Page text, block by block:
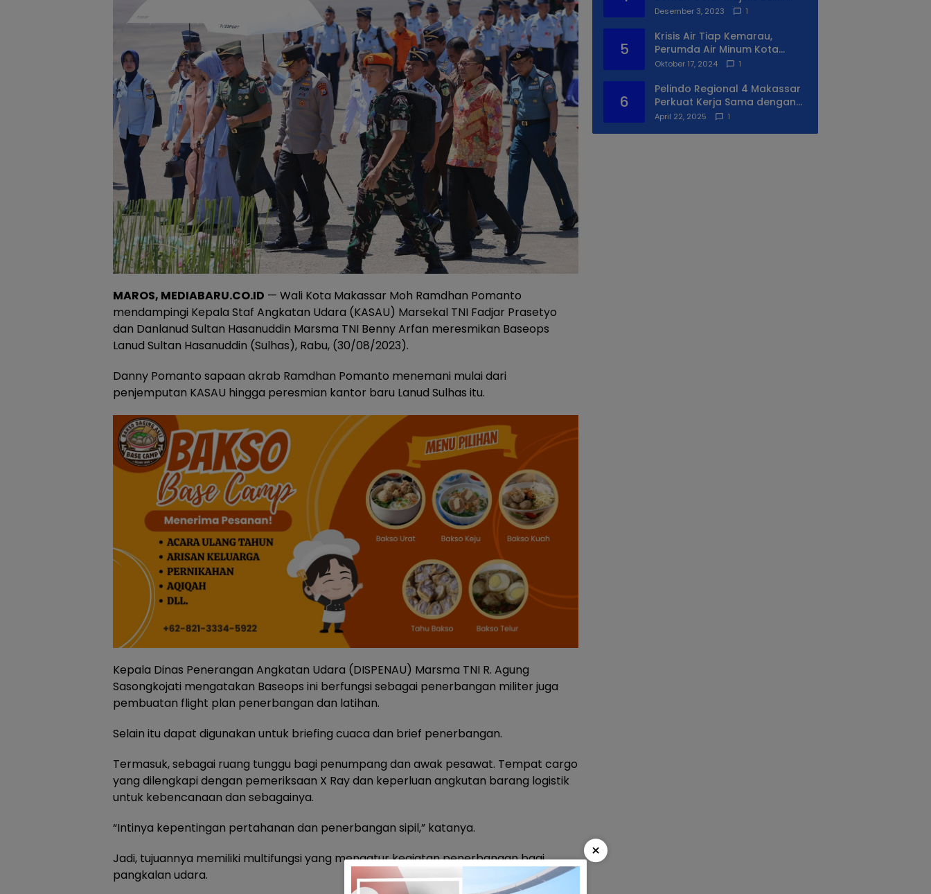
MAROS, MEDIABARU.CO.ID — Wali Kota Makassar Moh Ramdhan Pomanto
mendampingi Kepala Staf Angkatan Udara (KASAU) Marsekal TNI Fadjar Prasetyo
dan Danlanud Sultan Hasanuddin Marsma TNI Benny Arfan meresmikan Baseops
Lanud Sultan Hasanuddin (Sulhas), Rabu, (30/08/2023).
Danny Pomanto sapaan akrab Ramdhan Pomanto menemani mulai dari
penjemputan KASAU hingga peresmian kantor baru Lanud Sulhas itu.
Kepala Dinas Penerangan Angkatan Udara (DISPENAU) Marsma TNI R. Agung
Sasongkojati mengatakan Baseops ini berfungsi sebagai penerbangan militer juga
pembuatan flight plan penerbangan dan latihan.
Selain itu dapat digunakan untuk briefing cuaca dan brief penerbangan.
Termasuk, sebagai ruang tunggu bagi penumpang dan awak pesawat. Tempat cargo
yang dilengkapi dengan pemeriksaan X Ray dan keperluan angkutan barang logistik
untuk kebencanaan dan sebagainya.
“Intinya kepentingan pertahanan dan penerbangan sipil,” katanya.
Jadi, tujuannya memiliki multifungsi yang mengatur kegiatan penerbangan bagi
pangkalan udara.
Syukuran Ke II
Desember 3, 2023 1
5
Krisis Air Tiap Kemarau,
Perumda Air Minum Kota
Makassar Beri Solusi Terbaik
Oktober 17, 2024 1
6
Pelindo Regional 4 Makassar
Perkuat Kerja Sama dengan
PIP Makassar Lewat Praktek
April 22, 2025 1
×